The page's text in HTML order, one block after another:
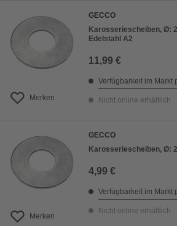
Merken
GECCO
Karosseriescheiben, Ø:
Edelstahl A2
11,99 €
Verfügbarkeit im Markt
Nicht online erhältlich
Merken
GECCO
Karosseriescheiben, Ø:
4,99 €
Verfügbarkeit im Markt
Nicht online erhältlich